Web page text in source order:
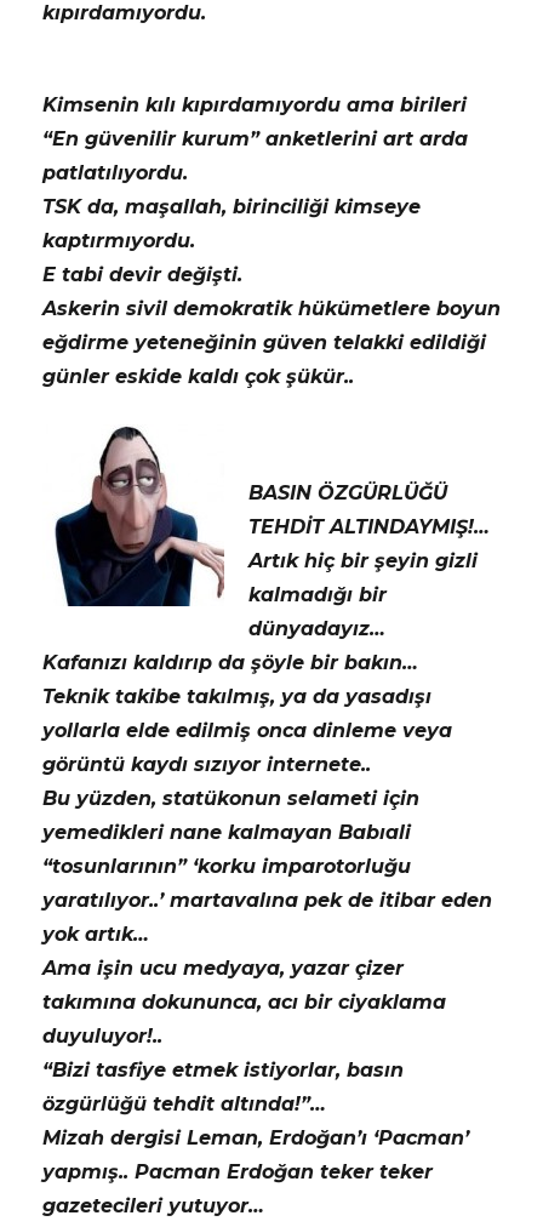
kıpırdamıyordu.
Kimsenin kılı kıpırdamıyordu ama birileri
“En güvenilir kurum” anketlerini art arda
patlatılıyordu.
TSK da, maşallah, birinciliği kimseye
kaptırmıyordu.
E tabi devir değişti.
Askerin sivil demokratik hükümetlere boyun
eğdirme yeteneğinin güven telakki edildiği
günler eskide kaldı çok şükür..
BASIN ÖZGÜRLÜĞÜ
TEHDİT ALTINDAYMIŞ!…
Artık hiç bir şeyin gizli
kalmadığı bir
dünyadayız…
Kafanızı kaldırıp da şöyle bir bakın…
Teknik takibe takılmış, ya da yasadışı
yollarla elde edilmiş onca dinleme veya
görüntü kaydı sızıyor internete..
Bu yüzden, statükonun selameti için
yemedikleri nane kalmayan Babıali
“tosunlarının” ‘korku imparotorluğu
yaratılıyor..’ martavalına pek de itibar eden
yok artık…
Ama işin ucu medyaya, yazar çizer
takımına dokununca, acı bir ciyaklama
duyuluyor!..
“Bizi tasfiye etmek istiyorlar, basın
özgürlüğü tehdit altında!”…
Mizah dergisi Leman, Erdoğan’ı ‘Pacman’
yapmış.. Pacman Erdoğan teker teker
gazetecileri yutuyor…